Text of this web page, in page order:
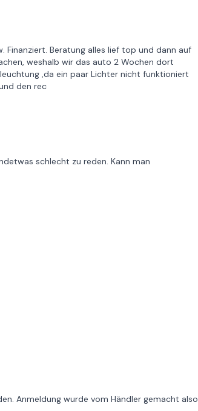
Beratung alles lief top und dann auf
weshalb wir das auto 2 Wochen dort
,da ein paar Lichter nicht funktioniert
den rec
schlecht zu reden. Kann man
Anmeldung wurde vom Händler gemacht also